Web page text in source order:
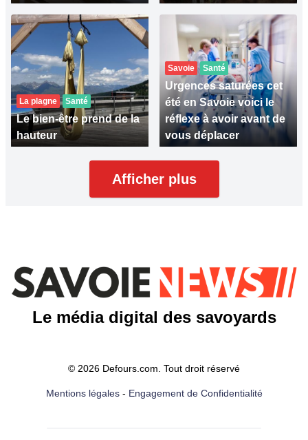
La plagne Santé
Le bien-être prend de la
hauteur
Savoie Santé
Urgences saturées cet
été en Savoie voici le
réflexe à avoir avant de
vous déplacer
Afficher plus
Le média digital des savoyards
© 2026 Defours.com. Tout droit réservé
Mentions légales- Engagement de Confidentialité